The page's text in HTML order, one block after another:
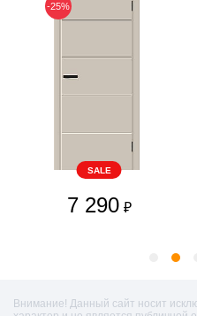
-25%
SALE
7 290 ₽
Внимание! Данный сайт носит